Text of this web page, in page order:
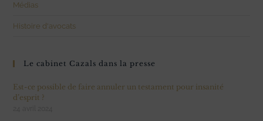
Médias
Histoire d'avocats
Le cabinet Cazals dans la presse
Est-ce possible de faire annuler un testament pour insanité
d’esprit ?